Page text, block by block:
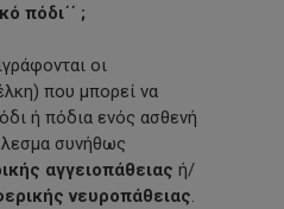
πόδι΄΄ ;
οι
που μπορεί να
ή πόδια ενός ασθενή
συνήθως
αγγειοπάθειας ή/
νευροπάθειας.